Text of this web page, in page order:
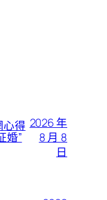
心得
婚”
2026 年
8 月 8
日